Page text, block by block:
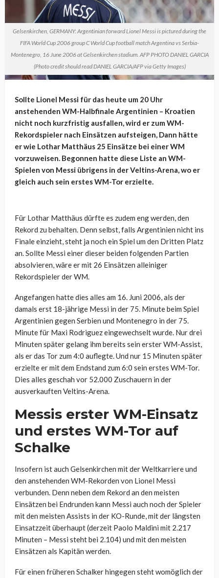
Gelsenkirchen, GERMANY: Argentinian forward Lionel Messi is pictured during the
FIFA World Cup 2006 group C World Cup football match Argentina vs Serbia-
Montenegro, 16 June 2006 at Gelsenkirchen stadium. AFP PHOTO DANIEL GARCIA
(Photo credit should read DANIEL GARCIA/AFP via Getty Images)
Sollte Lionel Messi für das heute um 20 Uhr
anstehenden WM-Halbfinale Argentinien – Kroatien
nicht noch kurzfristig ausfallen, wird er zum WM-
Rekordspieler nach Einsätzen aufsteigen, Dann hätte
er wie Lothar Matthäus 25 Einsätze bei einer WM
vorzuweisen. Begonnen hatte diese Liste an WM-
Spielen von Messi übrigens in der Veltins-Arena, wo er
gleich auch sein erstes WM-Tor erzielte.
Für Lothar Matthäus dürfte es zudem eng werden, den
Rekord zu behalten. Denn selbst, falls Argentinien nicht ins
Finale einzieht, steht ja noch ein Spiel um den Dritten Platz
an. Sollte Messi einer dieser beiden folgenden Partien
absolvieren, wäre er mit 26 Einsätzen alleiniger
Rekordspieler der WM.
Angefangen hatte dies alles am 16. Juni 2006, als der
damals erst 18-jährige Messi in der 75. Minute beim Spiel
Argentinien gegen Serbien und Montenegro in der 75.
Minute für Maxi Rodriguez eingewechselt wurde. Nur drei
Minuten später gelang ihm bereits sein erster WM-Assist,
als er das Tor zum 4:0 auflegte. Und nur 15 Minuten später
erzielte er mit dem Endstand zum 6:0 sein erstes WM-Tor.
Dies alles geschah vor 52.000 Zuschauern in der
ausverkauften Veltins-Arena.
Messis erster WM-Einsatz
und erstes WM-Tor auf
Schalke
Insofern ist auch Gelsenkirchen mit der Weltkarriere und
den anstehenden WM-Rekorden von Lionel Messi
verbunden. Denn neben dem Rekord an den meisten
Einsätzen bei Endrunden kann Messi auch noch der Spieler
mit den meisten Assists in der KO-Runde, mit der längsten
Einsatzzeit überhaupt (derzeit Paolo Maldini mit 2.217
Minuten – Messi steht bei 2.104) und mit den meisten
Einsätzen als Kapitän werden.
Für einen früheren Schalker hingegen steht womöglich der